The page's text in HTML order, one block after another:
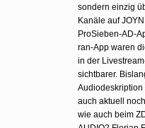
sondern einzig
Kanäle auf
ProSieben-AD-
ran-App waren
in der
sichtbarer.
Audiodeskription
auch aktuell
wie auch beim